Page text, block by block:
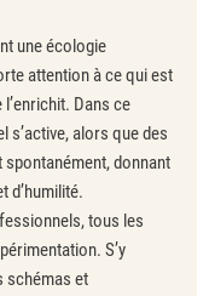
une écologie
attention à ce qui est
Dans ce
s’active, alors que des
donnant
d’humilité.
tous les
S’y
schémas et